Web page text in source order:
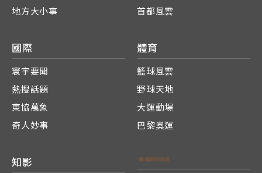
地方大小事
首都風雲
國際
寰宇要聞
熱搜話題
東協萬象
奇人妙事
體育
籃球風雲
野球天地
大運動場
巴黎奧運
知影